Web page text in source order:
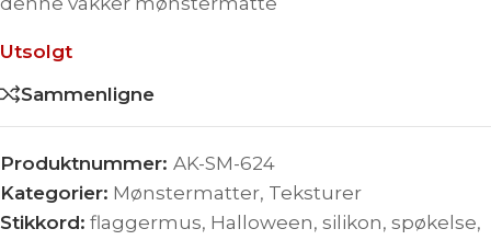
Utsolgt
Sammenligne
Produktnummer: AK-SM-624
Kategorier: Mønstermatter, Teksturer
Stikkord: flaggermus, Halloween, silikon, spøkelse,